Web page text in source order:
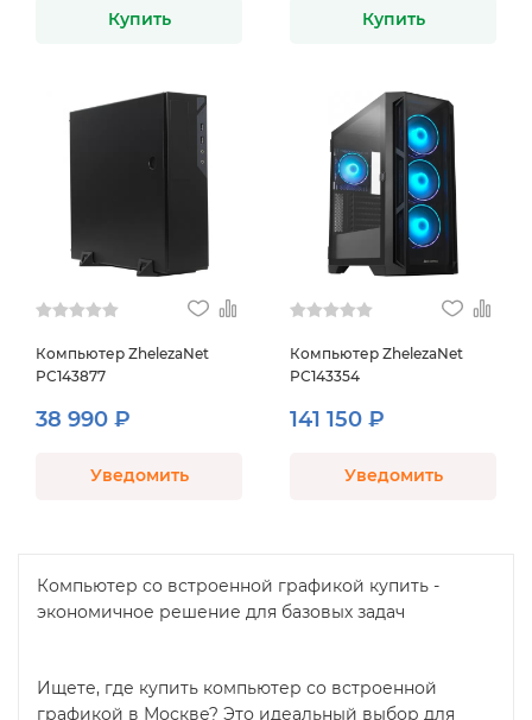
Купить Купить
Компьютер ZhelezaNet
PC143877
38 990 ₽
Уведомить
Компьютер ZhelezaNet
PC143354
141 150 ₽
Уведомить
Компьютер со встроенной графикой купить -
экономичное решение для базовых задач
Ищете, где купить компьютер со встроенной
графикой в Москве? Это идеальный выбор для